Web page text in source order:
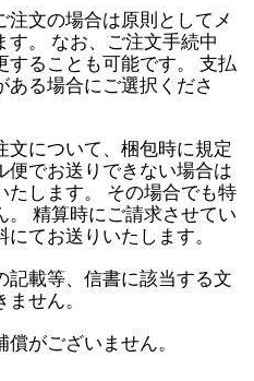
注文の場合は原則としてメ
。 なお、ご注文手続中
することも可能です。 支払
る場合にご選択くださ
文について、梱包時に規定
便でお送りできない場合は
たします。 その場合でも特
。 精算時にご請求させてい
てお送りいたします。
記載等、信書に該当する文
せん。
がございません。